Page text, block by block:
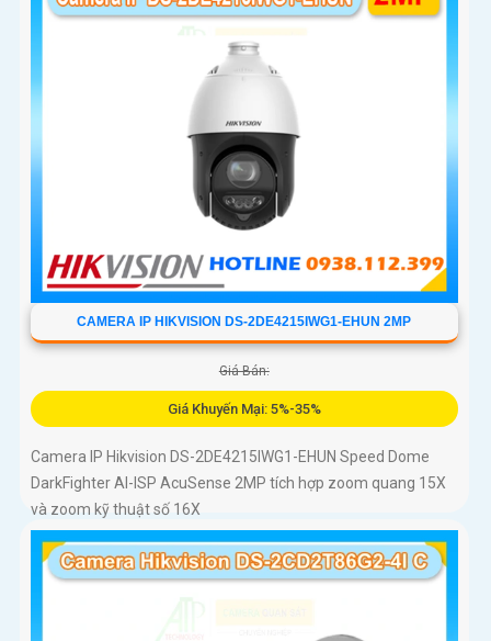
CAMERA IP HIKVISION DS-2DE4215IWG1-EHUN 2MP
Giá Bán:
Giá Khuyến Mại: 5%-35%
Camera IP Hikvision DS-2DE4215IWG1-EHUN Speed Dome
DarkFighter AI-ISP AcuSense 2MP tích hợp zoom quang 15X
và zoom kỹ thuật số 16X